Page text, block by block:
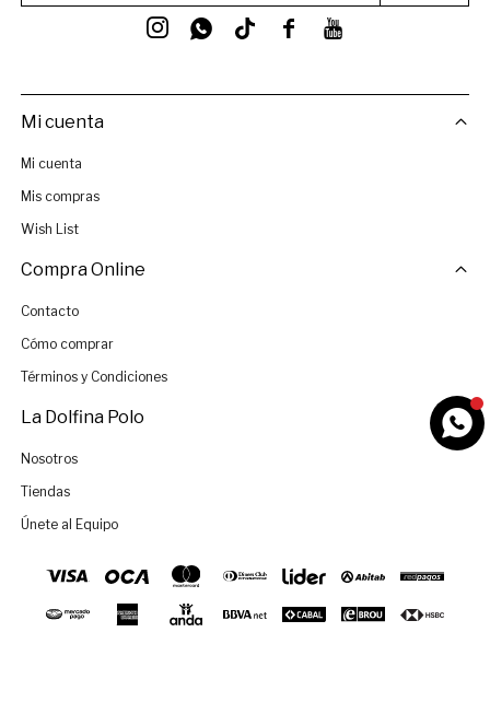
 
 
Mi cuenta
Mi cuenta
Mis compras
Wish List
Compra Online
Contacto
Cómo comprar
Términos y Condiciones
La Dolfina Polo
Nosotros
Tiendas
Únete al Equipo